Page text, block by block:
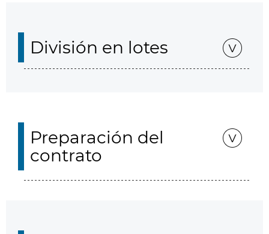
División en lotes
Preparación del
contrato